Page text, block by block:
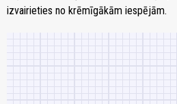
izvairieties no krēmīgākām iespējām.